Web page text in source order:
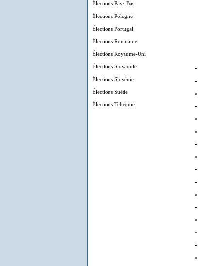
Élections Pays-Bas
Élections Pologne
Élections Portugal
Élections Roumanie
Élections Royaume-Uni
Élections Slovaquie
Élections Slovénie
Élections Suède
Élections Tchéquie